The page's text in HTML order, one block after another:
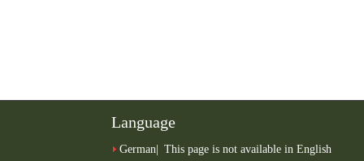
Language
German This page is not available in English